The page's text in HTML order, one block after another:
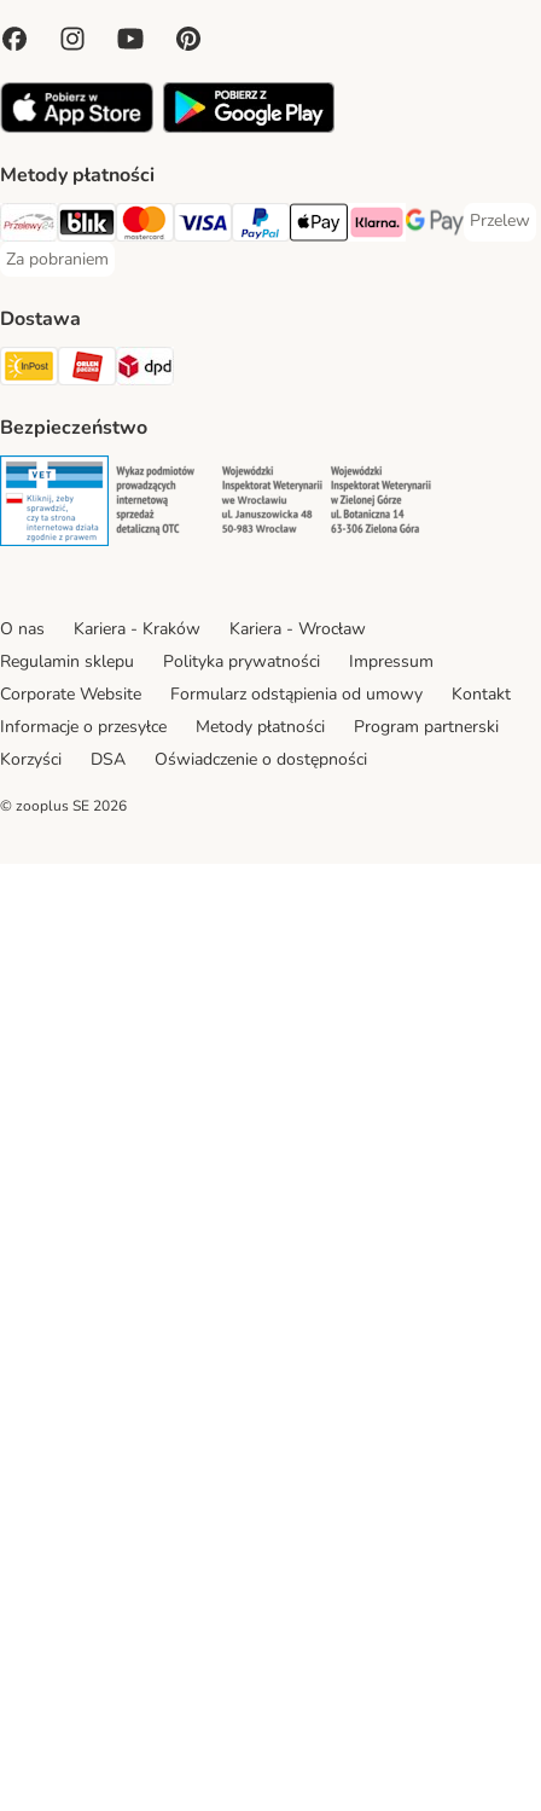
Metody płatności
Przelewy24 Payment Method
Blik Payment Method
MasterCard Payment Method
Visa Payment Method
PayPal Payment Method
Apple Pay Payment Method
Klarna Payment Method
Google Pay
Przelew
Przelew
Za pobraniem
Za pobraniem Payment Method
Dostawa
Paczkomat® Shipping Method
ORLEN Paczka Shipping Method
Bezpieczeństwo
Security Security Security
O nas Kariera - Kraków
Kariera - Wrocław
Regulamin sklepu
Polityka prywatności
Impressum
Corporate Website
Formularz odstąpienia od umowy
Kontakt
Informacje o przesyłce
Metody płatności
Program partnerski
Korzyści
DSA Oświadczenie o dostępności
© zooplus SE 2026